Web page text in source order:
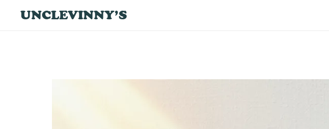
UNCLEVINNY’S